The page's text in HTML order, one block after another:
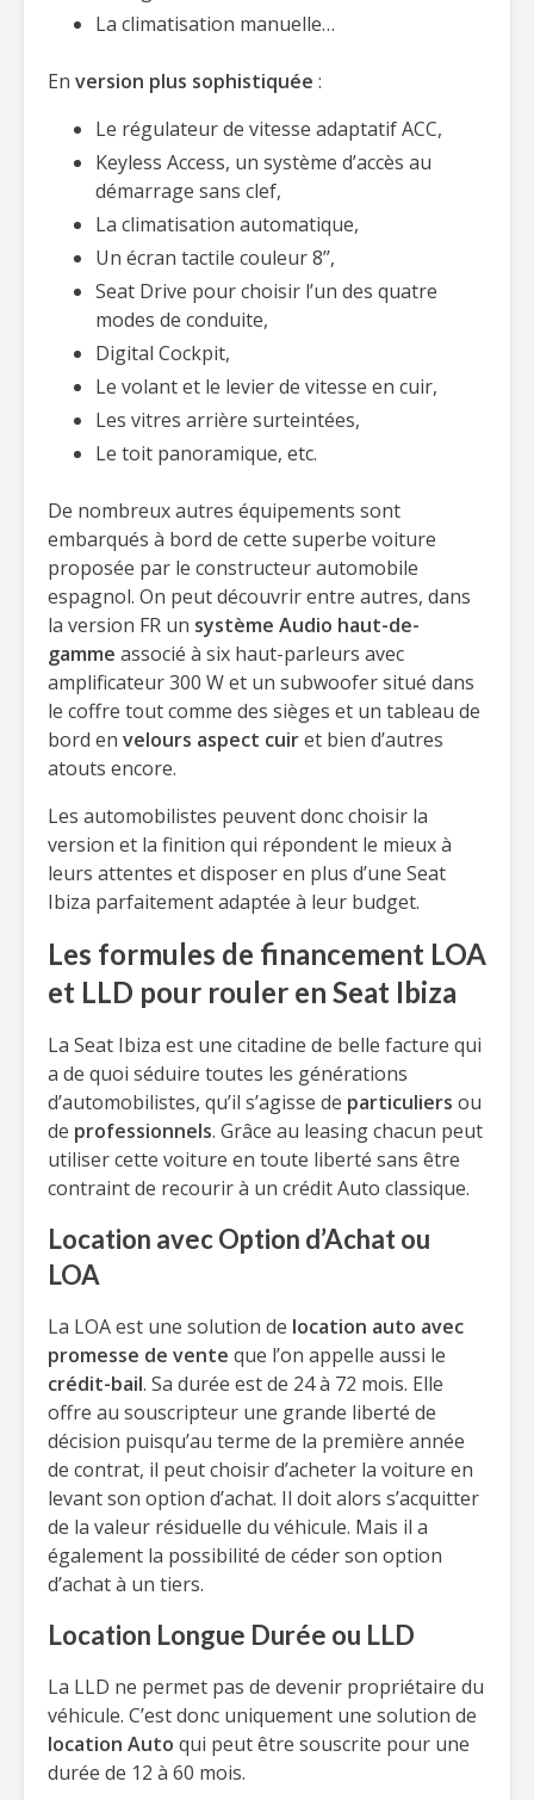
La climatisation manuelle…
En version plus sophistiquée :
Le régulateur de vitesse adaptatif ACC,
Keyless Access, un système d’accès au
démarrage sans clef,
La climatisation automatique,
Un écran tactile couleur 8’’,
Seat Drive pour choisir l’un des quatre
modes de conduite,
Digital Cockpit,
Le volant et le levier de vitesse en cuir,
Les vitres arrière surteintées,
Le toit panoramique, etc.
De nombreux autres équipements sont
embarqués à bord de cette superbe voiture
proposée par le constructeur automobile
espagnol. On peut découvrir entre autres, dans
la version FR un système Audio haut-de-
gamme associé à six haut-parleurs avec
amplificateur 300 W et un subwoofer situé dans
le coffre tout comme des sièges et un tableau de
bord en velours aspect cuiret bien d’autres
atouts encore.
Les automobilistes peuvent donc choisir la
version et la finition qui répondent le mieux à
leurs attentes et disposer en plus d’une Seat
Ibiza parfaitement adaptée à leur budget.
Les formules de financement LOA
et LLD pour rouler en Seat Ibiza
La Seat Ibiza est une citadine de belle facture qui
a de quoi séduire toutes les générations
d’automobilistes, qu’il s’agisse de particuliers ou
de professionnels. Grâce au leasing chacun peut
utiliser cette voiture en toute liberté sans être
contraint de recourir à un crédit Auto classique.
Location avec Option d’Achat ou
LOA
La LOA est une solution de location auto avec
promesse de vente que l’on appelle aussi le
crédit-bail. Sa durée est de 24 à 72 mois. Elle
offre au souscripteur une grande liberté de
décision puisqu’au terme de la première année
de contrat, il peut choisir d’acheter la voiture en
levant son option d’achat. Il doit alors s’acquitter
de la valeur résiduelle du véhicule. Mais il a
également la possibilité de céder son option
d’achat à un tiers.
Location Longue Durée ou LLD
La LLD ne permet pas de devenir propriétaire du
véhicule. C’est donc uniquement une solution de
location Auto qui peut être souscrite pour une
durée de 12 à 60 mois.